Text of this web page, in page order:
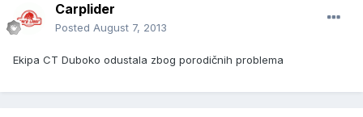
Carplider
Posted August 7, 2013
Ekipa CT Duboko odustala zbog porodičnih problema